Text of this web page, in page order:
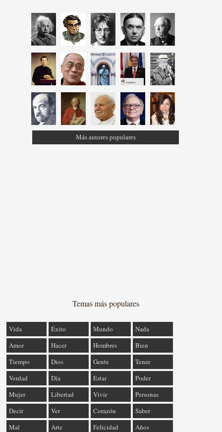
Más autores populares
Temas más populares
Vida Éxito Mundo
Nada
Amor
Hacer Hombres
Bien
Tiempo
Dios Gente
Tener
Verdad
Día Estar
Poder
Mujer
Libertad Vivir
Personas
Decir
Ver Corazón
Saber
Mal
Arte Felicidad Años